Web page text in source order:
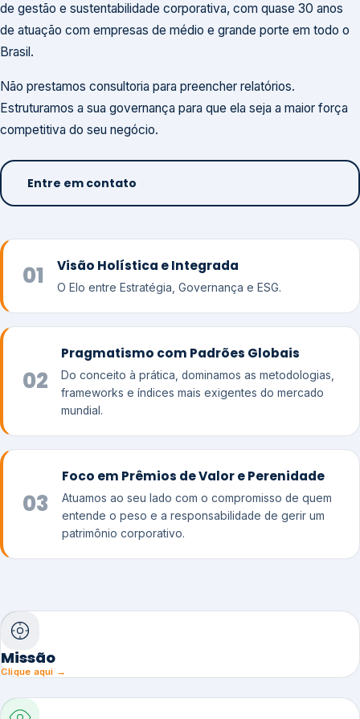
de gestão e sustentabilidade corporativa, com quase 30 anos
de atuação com empresas de médio e grande porte em todo o
Brasil.
Não prestamos consultoria para preencher relatórios.
Estruturamos a sua governança para que ela seja a maior força
competitiva do seu negócio.
Entre em contato
01 Visão Holística e Integrada
O Elo entre Estratégia, Governança e ESG.
02
Pragmatismo com Padrões Globais
Do conceito à prática, dominamos as metodologias,
frameworks e índices mais exigentes do mercado
mundial.
03
Foco em Prêmios de Valor e Perenidade
Atuamos ao seu lado com o compromisso de quem
entende o peso e a responsabilidade de gerir um
patrimônio corporativo.
Missão
Clique aqui →